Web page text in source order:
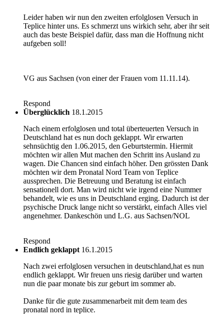
Leider haben wir nun den zweiten erfolglosen Versuch in
Teplice hinter uns. Es schmerzt uns wirkich sehr, aber ihr seit
auch das beste Beispiel dafür, dass man die Hoffnung nicht
aufgeben soll!
VG aus Sachsen (von einer der Frauen vom 11.11.14).
Respond
Überglücklich 18.1.2015
Nach einem erfolglosen und total überteuerten Versuch in
Deutschland hat es nun doch geklappt. Wir erwarten
sehnsüchtig den 1.06.2015, den Geburtstermin. Hiermit
möchten wir allen Mut machen den Schritt ins Ausland zu
wagen. Die Chancen sind einfach höher. Den grössten Dank
möchten wir dem Pronatal Nord Team von Teplice
aussprechen. Die Betreuung und Beratung ist einfach
sensationell dort. Man wird nicht wie irgend eine Nummer
behandelt, wie es uns in Deutschland erging. Dadurch ist der
psychische Druck lange nicht so verstärkt, einfach Alles viel
angenehmer. Dankeschön und L.G. aus Sachsen/NOL
Respond
Endlich geklappt 16.1.2015
Nach zwei erfolglosen versuchen in deutschland,hat es nun
endlich geklappt. Wir freuen uns riesig darüber und warten
nun die paar monate bis zur geburt im sommer ab.
Danke für die gute zusammenarbeit mit dem team des
pronatal nord in teplice.